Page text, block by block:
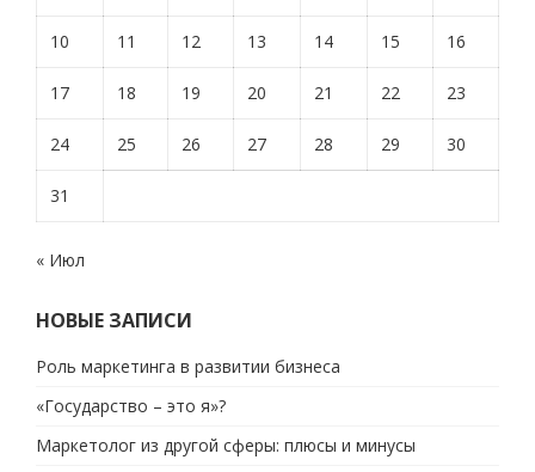
10 11 12 13 14 15 16
17 18 19 20 21 22 23
24 25 26 27 28 29 30
31
« Июл
НОВЫЕ ЗАПИСИ
Роль маркетинга в развитии бизнеса
«Государство – это я»?
Маркетолог из другой сферы: плюсы и минусы